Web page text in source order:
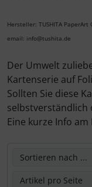
Hersteller: TUSHITA
email: info@tushita.de
Der Umwelt
Kartenserie auf
Sollten Sie diese
selbstverständlich
Eine kurze Info
Kalender 2027 -
Postkarten -
Postkarten -
Postkarten -
Postkarten -
Klappkarten -
Klappkarten -
Klappkarten -